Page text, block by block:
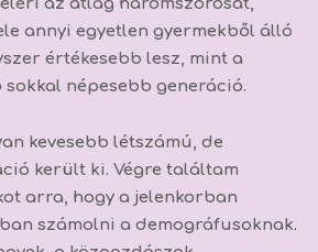
annyi egyetlen gyermekből álló
értékesebb lesz, mint a
népesebb generáció.
kevesebb létszámú, de
került ki. Végre találtam
arra, hogy a jelenkorban
számolni a demográfusoknak.